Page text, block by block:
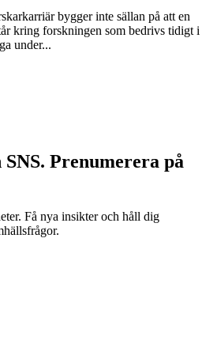
bygger inte sällan på att en
kring forskningen som bedrivs tidigt i
under...
Prenumerera på
Få nya insikter och håll dig